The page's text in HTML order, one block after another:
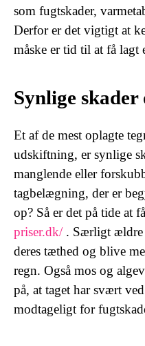
som fugtskader,
Derfor er det vigtigt at
måske er tid til at få lagt
Synlige skader
Et af de mest oplagte
udskiftning, er synlige
manglende eller
tagbelægning, der er
op? Så er det på tide at
priser.dk/. Særligt ældre
deres tæthed og blive
regn. Også mos og
på, at taget har svært
modtageligt for